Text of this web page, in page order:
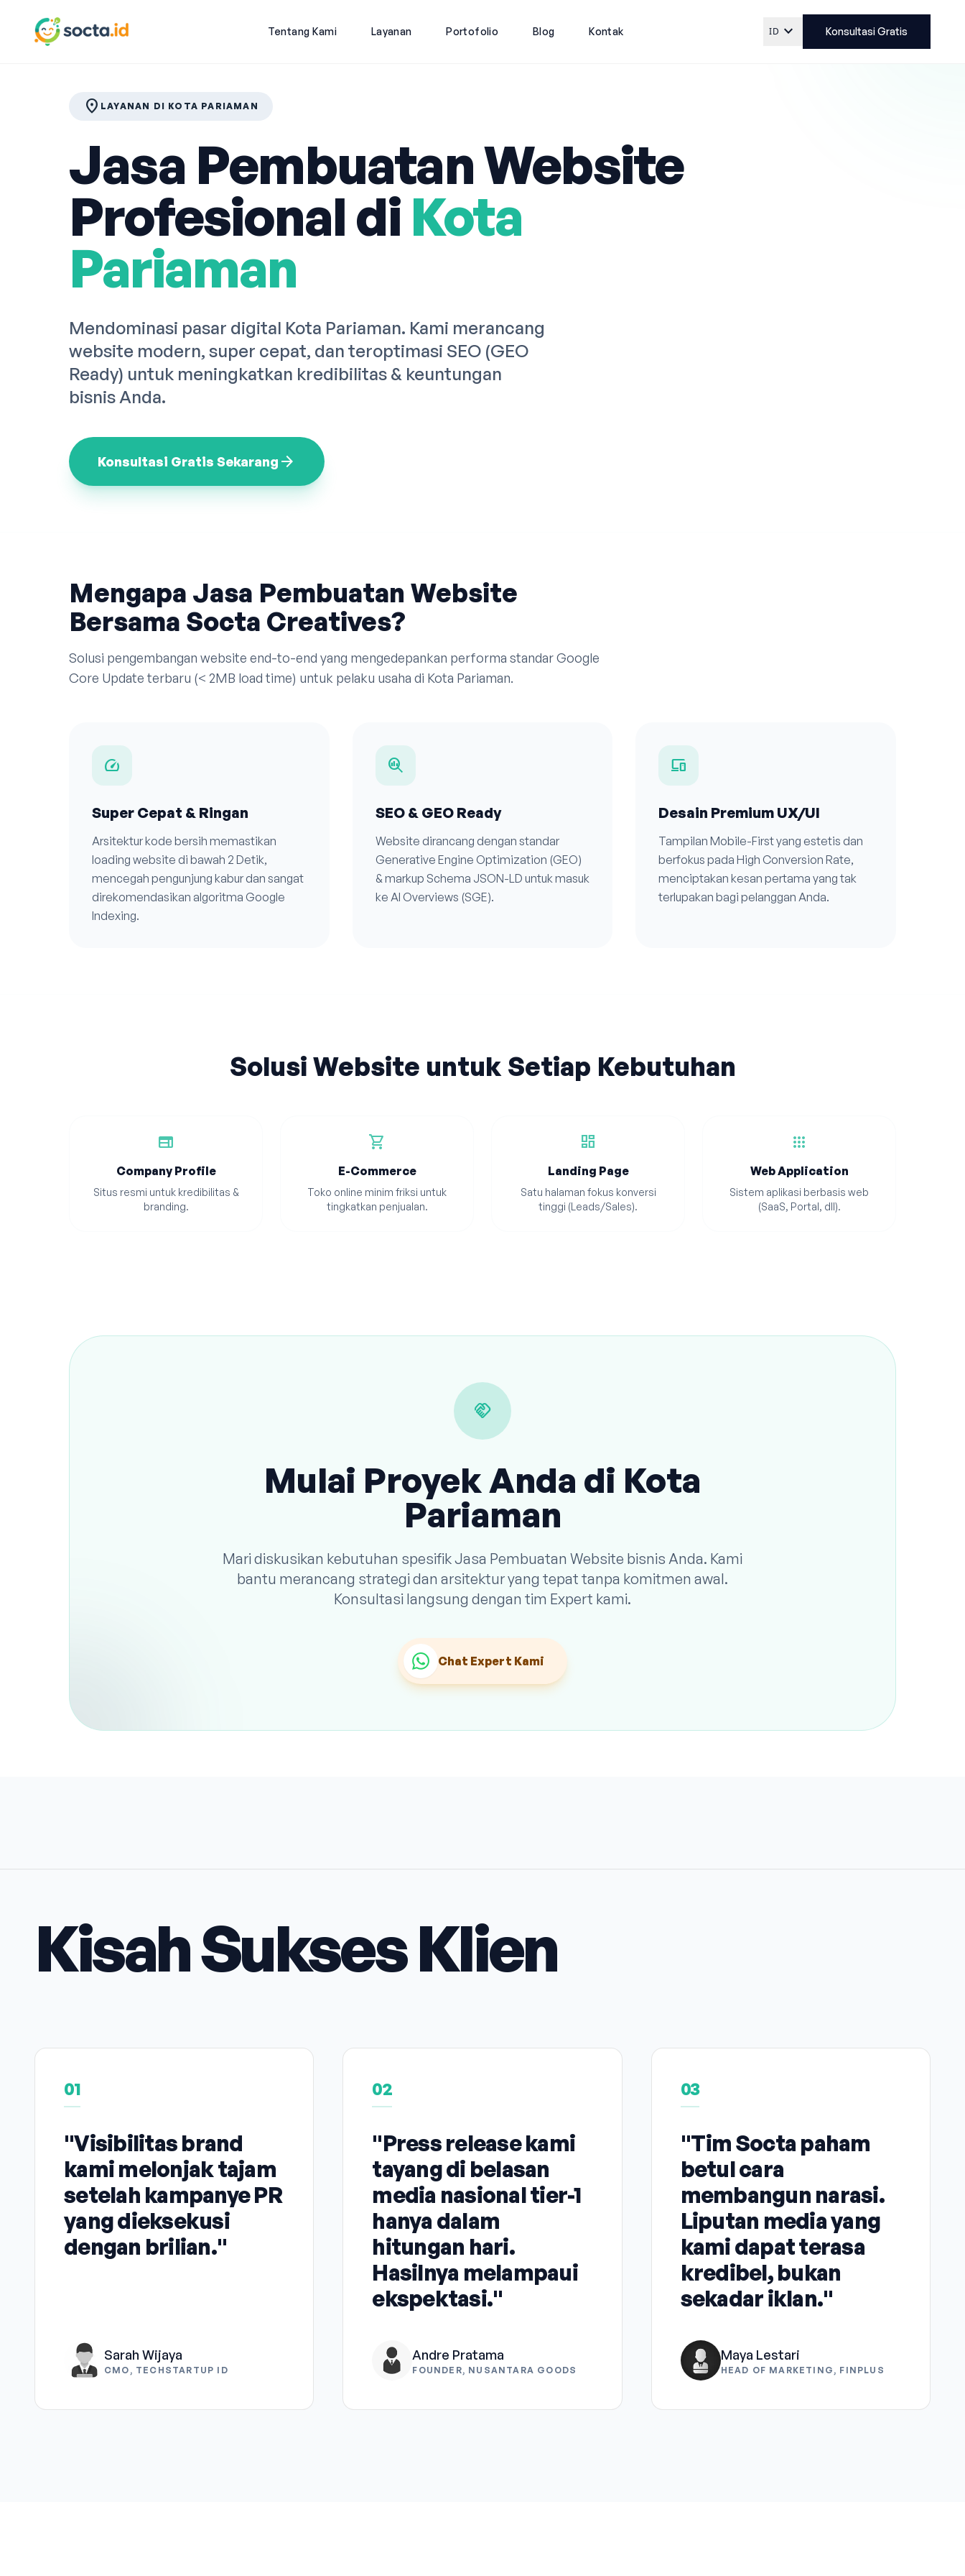
Tentang Kami Layanan Portofolio Blog Kontak ID expand_more Konsultasi Gratis
location_on LAYANAN DI KOTA PARIAMAN
Jasa Pembuatan Website
Profesional di Kota
Pariaman
Mendominasi pasar digital Kota Pariaman. Kami merancang
website modern, super cepat, dan teroptimasi SEO (GEO
Ready) untuk meningkatkan kredibilitas & keuntungan
bisnis Anda.
Konsultasi Gratis Sekarang arrow_forward
Mengapa Jasa Pembuatan Website
Bersama Socta Creatives?
Solusi pengembangan website end-to-end yang mengedepankan performa standar Google
Core Update terbaru (< 2MB load time) untuk pelaku usaha di Kota Pariaman.
speed
Super Cepat & Ringan
Arsitektur kode bersih memastikan
loading website di bawah 2 Detik,
mencegah pengunjung kabur dan sangat
direkomendasikan algoritma Google
Indexing.
search_insights
SEO & GEO Ready
Website dirancang dengan standar
Generative Engine Optimization (GEO)
& markup Schema JSON-LD untuk masuk
ke AI Overviews (SGE).
devices
Desain Premium UX/UI
Tampilan Mobile-First yang estetis dan
berfokus pada High Conversion Rate,
menciptakan kesan pertama yang tak
terlupakan bagi pelanggan Anda.
Solusi Website untuk Setiap Kebutuhan
web
Company Profile
Situs resmi untuk kredibilitas &
branding.
shopping_cart
E-Commerce
Toko online minim friksi untuk
tingkatkan penjualan.
dashboard
Landing Page
Satu halaman fokus konversi
tinggi (Leads/Sales).
apps
Web Application
Sistem aplikasi berbasis web
(SaaS, Portal, dll).
handshake
Mulai Proyek Anda di Kota
Pariaman
Mari diskusikan kebutuhan spesifik Jasa Pembuatan Website bisnis Anda. Kami
bantu merancang strategi dan arsitektur yang tepat tanpa komitmen awal.
Konsultasi langsung dengan tim Expert kami.
Chat Expert Kami
Kisah Sukses Klien
01
"Visibilitas brand
kami melonjak tajam
setelah kampanye PR
yang dieksekusi
dengan brilian."
Sarah Wijaya
CMO, TECHSTARTUP ID
02
"Press release kami
tayang di belasan
media nasional tier-1
hanya dalam
hitungan hari.
Hasilnya melampaui
ekspektasi."
Andre Pratama
FOUNDER, NUSANTARA GOODS
03
"Tim Socta paham
betul cara
membangun narasi.
Liputan media yang
kami dapat terasa
kredibel, bukan
sekadar iklan."
Maya Lestari
HEAD OF MARKETING, FINPLUS